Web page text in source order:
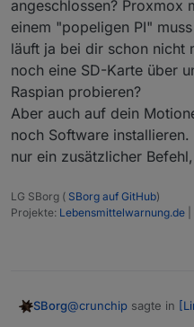
angeschlossen? Proxmox
einem "popeligen PI"
läuft ja bei dir schon nicht
noch eine SD-Karte über
Raspian probieren?
Aber auch auf dein
noch Software installieren.
nur ein zusätzlicher
LG SBorg ( SBorg auf GitHub)
Projekte: Lebensmittelwarnung.de
SBorg@crunchip sagte in